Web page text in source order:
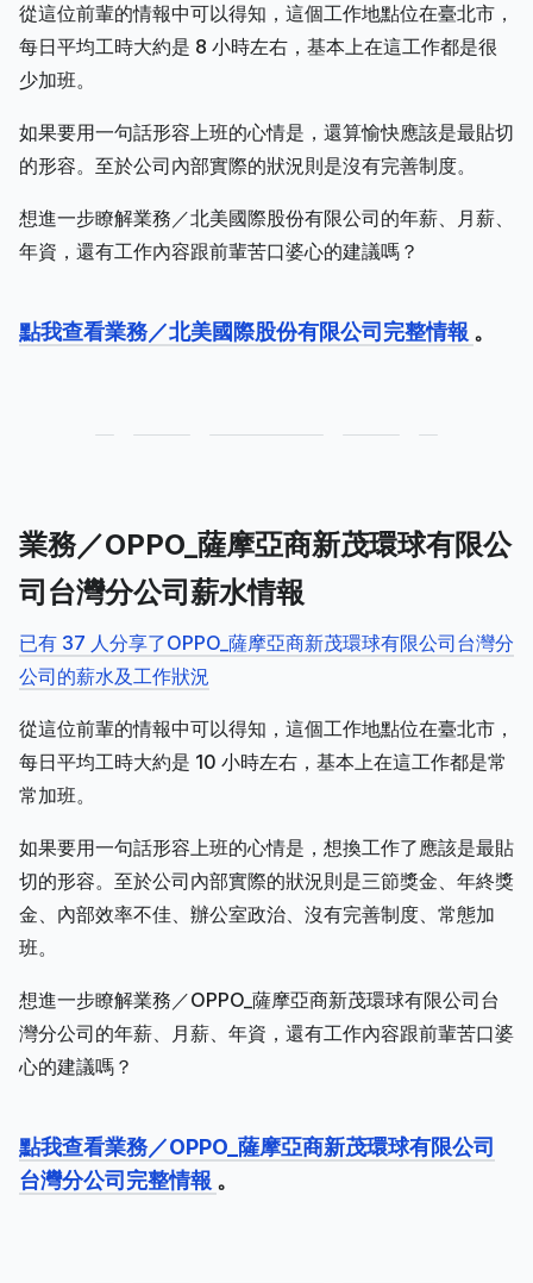
從這位前輩的情報中可以得知，這個工作地點位在臺北市，
每日平均工時大約是 8 小時左右，基本上在這工作都是很
少加班。
如果要用一句話形容上班的心情是，還算愉快應該是最貼切
的形容。至於公司內部實際的狀況則是沒有完善制度。
想進一步瞭解業務／北美國際股份有限公司的年薪、月薪、
年資，還有工作內容跟前輩苦口婆心的建議嗎？
點我查看業務／北美國際股份有限公司完整情報 。
業務／OPPO_薩摩亞商新茂環球有限公
司台灣分公司薪水情報
已有 37 人分享了OPPO_薩摩亞商新茂環球有限公司台灣分
公司的薪水及工作狀況
從這位前輩的情報中可以得知，這個工作地點位在臺北市，
每日平均工時大約是 10 小時左右，基本上在這工作都是常
常加班。
如果要用一句話形容上班的心情是，想換工作了應該是最貼
切的形容。至於公司內部實際的狀況則是三節獎金、年終獎
金、內部效率不佳、辦公室政治、沒有完善制度、常態加
班。
想進一步瞭解業務／OPPO_薩摩亞商新茂環球有限公司台
灣分公司的年薪、月薪、年資，還有工作內容跟前輩苦口婆
心的建議嗎？
點我查看業務／OPPO_薩摩亞商新茂環球有限公司
台灣分公司完整情報 。